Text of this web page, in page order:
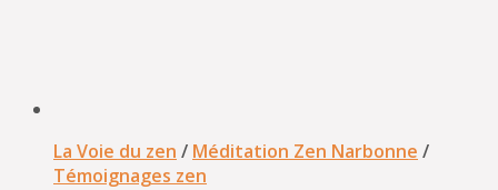
La Voie du zen / Méditation Zen Narbonne /
Témoignages zen